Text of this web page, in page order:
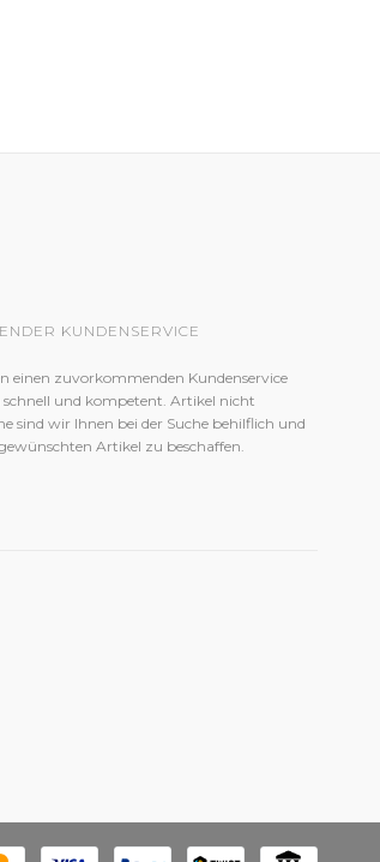
KUNDENSERVICE
einen zuvorkommenden Kundenservice
und kompetent. Artikel nicht
sind wir Ihnen bei der Suche behilflich und
Artikel zu beschaffen.